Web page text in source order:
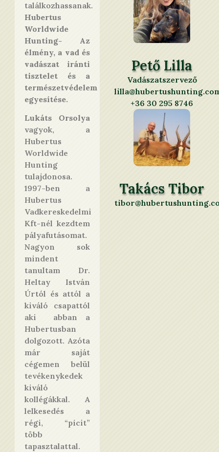
találkozhassanak.
Hubertus
Worldwide
Hunting- Az
élmény, a vad és
vadászat iránti
tisztelet és a
természetvédelem
egyesítése.
Lukáts Orsolya
vagyok, a
Hubertus
Worldwide
Hunting
tulajdonosa.
1997-ben a
Hubertus
Vadkereskedelmi
Kft-nél kezdtem
pályafutásomat.
Nagyon sok
mindent
tanultam Dr.
Heltay István
Úrtól és attól a
kiváló csapattól
aki abban a
Hubertusban
dolgozott. Azóta
már saját
cégemen belül
tevékenykedek
kiváló
kollégákkal. A
lelkesedés a
régi, “picit”
több
tapasztalattal.
Pető Lilla
Vadászatszervező
+36 30 295 8746
Takács Tibor